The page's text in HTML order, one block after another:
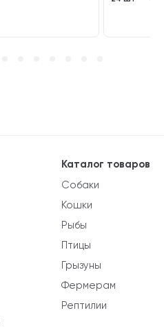
Каталог товаров
Собаки
Кошки
Рыбы
Птицы
Грызуны
Фермерам
Рептилии